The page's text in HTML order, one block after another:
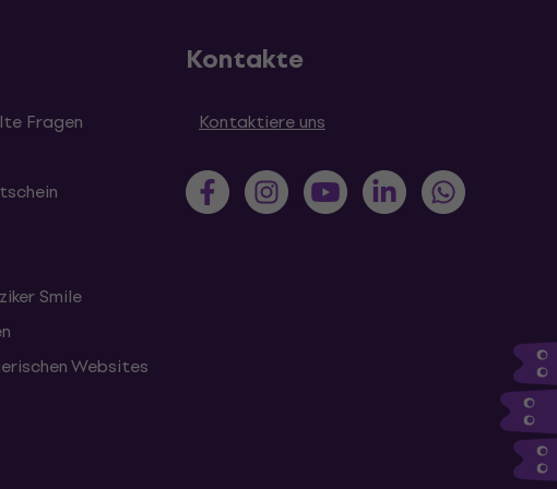
Fragen
Smile
Websites
Kontakte
Kontaktiere uns